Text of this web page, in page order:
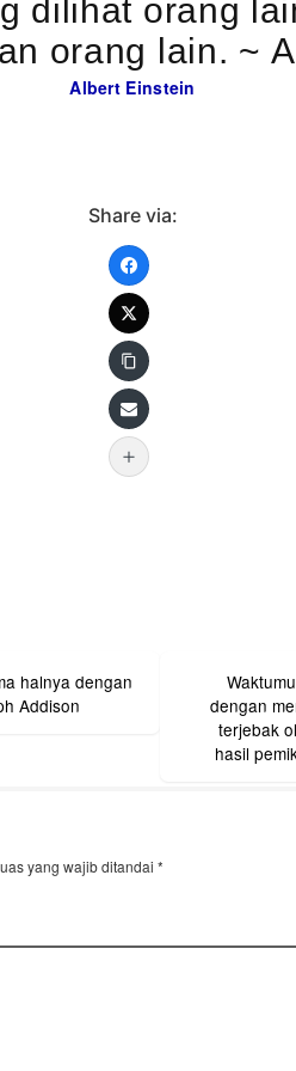
dilihat orang
Albert Einstein
Share via:
halnya dengan
Addison
dengan
terjebak
hasil
yang wajib ditandai*